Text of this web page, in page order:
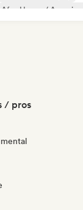
Afro House / Amapiano
/ pros